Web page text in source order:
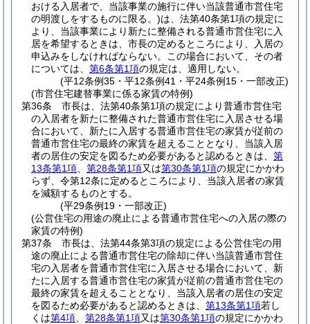
おける入居者で、当該事業の施行に伴い当該普通市営住宅
の明渡しをするものに限る。)は、法第40条第1項の規定に
より、当該事業により新たに整備される普通市営住宅に入
居を希望するときは、市長の定めるところにより、入居の
申込みをしなければならない。
この場合において、その者
については、 第6条第1項の規定は、適用しない。
(平12条例35・平12条例41・平24条例15・一部改正)
(市営住宅建替事業に係る家賃の特例)
第36条
市長は、法第40条第1項の規定により普通市営住宅
の入居者を新たに整備された普通市営住宅に入居させる場
合において、新たに入居する普通市営住宅の家賃が従前の
普通市営住宅の最終の家賃を超えることとなり、当該入居
者の居住の安定を図るため必要があると認めるときは、 第
13条第1項
第28条第1項又は第30条第1項の規定にかかわ
らず、令第12条に定めるところにより、当該入居者の家賃
を減額するものとする。
(平29条例19・一部改正)
(公営住宅の用途の廃止による普通市営住宅への入居の際の
家賃の特例)
第37条
市長は、法第44条第3項の規定による公営住宅の用
途の廃止による普通市営住宅の除却に伴い当該普通市営住
宅の入居者を普通市営住宅に入居させる場合において、新
たに入居する普通市営住宅の家賃が従前の普通市営住宅の
最終の家賃を超えることとなり、当該入居者の居住の安定
を図るため必要があると認めるときは、 第13条第1項若し
くは第4項 第28条第1項又は第30条第1項の規定にかかわ